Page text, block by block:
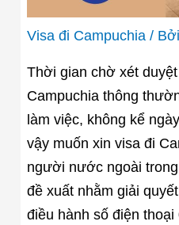
Visa đi Campuchia/ Bởi
Thời gian chờ xét
Campuchia thông
làm việc, không kể
vậy muốn xin visa đi
người nước ngoài
đề xuất nhằm giải
điều hành số điện thoại